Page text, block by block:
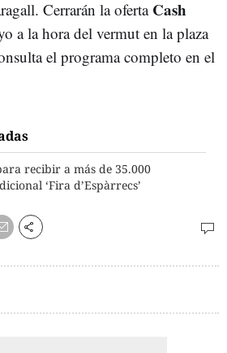
Cerrarán la oferta Cash
a la hora del vermut en la plaza
el programa completo en el
recibir a más de 35.000
‘Fira d’Espàrrecs’